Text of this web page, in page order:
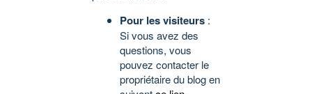
Pour les visiteurs :
Si vous avez des
questions, vous
pouvez contacter le
propriétaire du blog en